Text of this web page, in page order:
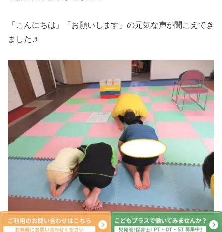
「こんにちは」「お願いします」の元気な声が聞こえてき
ました♬